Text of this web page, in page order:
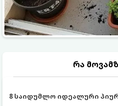
რა
8 საიდუმლო იდეალური